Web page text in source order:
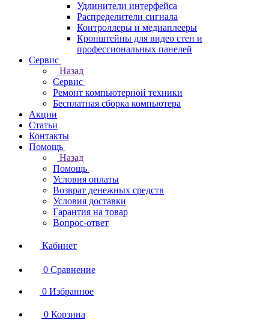
Удлинители интерфейса
Распределители сигнала
Контроллеры и медиаплееры
Кронштейны для видео стен и
профессиональных панелей
Сервис
Назад
Сервис
Ремонт компьютерной техники
Бесплатная сборка компьютера
Акции
Статьи
Контакты
Помощь
Назад
Помощь
Условия оплаты
Возврат денежных средств
Условия доставки
Гарантия на товар
Вопрос-ответ
Кабинет
0 Сравнение
0 Избранное
0 Корзина